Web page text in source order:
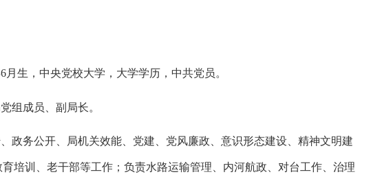
月生，中央党校大学，大学学历，中共党员。
组成员、副局长。
政务公开、局机关效能、党建、党风廉政、意识形态建设、精神文明建
培训、老干部等工作；负责水路运输管理、内河航政、对台工作、治理